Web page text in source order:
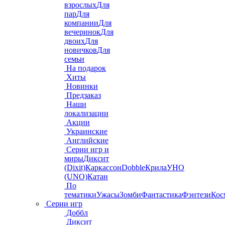
взрослыхДля
парДля
компанииДля
вечеринокДля
двоихДля
новичковДля
семьи
На подарок
Хиты
Новинки
Предзаказ
Наши
локализации
Акции
Украинские
Английские
Серии игр и
мирыДиксит
(Dixit)КаркассонDobbleКрилаУНО
(UNO)Катан
По
тематикиУжасыЗомбиФантастикаФэнтези
Серии игр
Доббл
Диксит